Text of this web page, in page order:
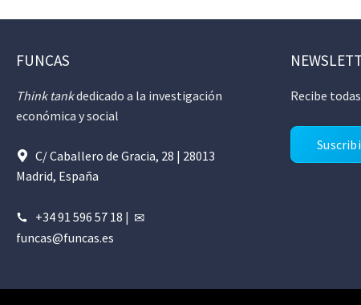
FUNCAS
Think tankdedicado a la investigación
económica y social
C/ Caballero de Gracia, 28 | 28013
Madrid, España
+34 91 596 57 18 |
funcas@funcas.es
Recibe